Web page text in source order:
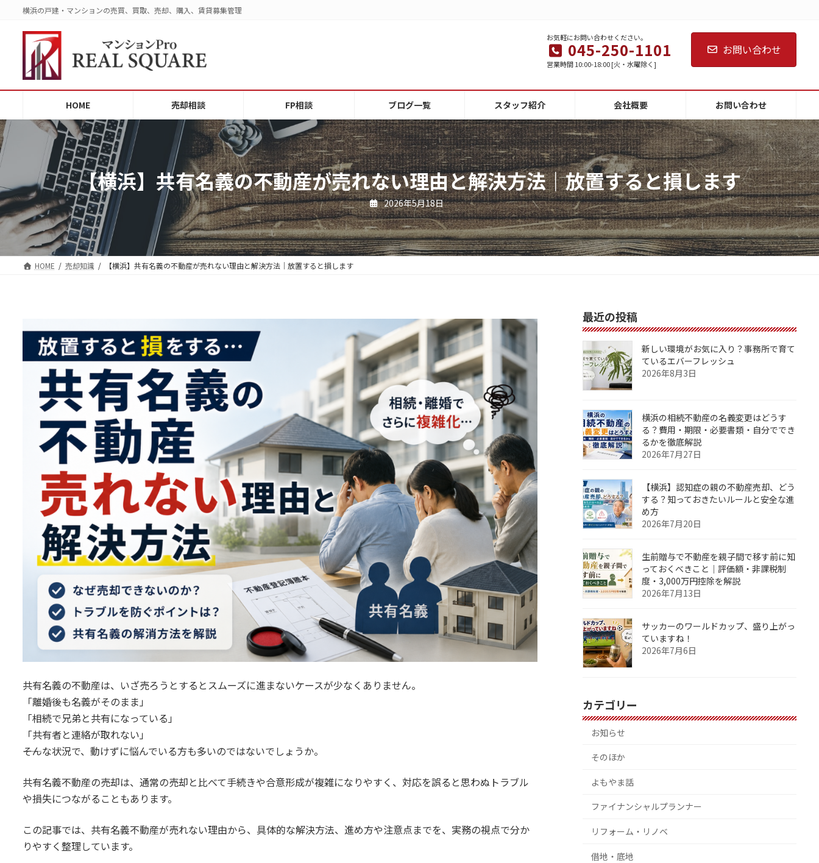
ス
ッ
プ
ン
移
動
横浜の戸建・マンションの売買、買取、売却、購入、賃貸募集管理
お気軽にお問い合わせください。
045-250-1101
営業時間 10:00-18:00 [火・水曜除く]
お問い合わせ
HOME 売却相談 FP相談 ブログ一覧 スタッフ紹介 会社概要 お問い合わせ
【横浜】共有名義の不動産が売れない理由と解決方法｜放置すると損します
2026年5月18日
HOME 売却知識 【横浜】共有名義の不動産が売れない理由と解決方法｜放置すると損します
共有名義の不動産は、いざ売ろうとするとスムーズに進まないケースが少なくありません。
「離婚後も名義がそのまま」
「相続で兄弟と共有になっている」
「共有者と連絡が取れない」
――そんな状況で、動けずに悩んでいる方も多いのではないでしょうか。
共有名義不動産の売却は、通常の売却と比べて手続きや合意形成が複雑になりやすく、対応を誤ると思わぬトラブル
や損失につながることもあります。
この記事では、共有名義不動産が売れない理由から、具体的な解決方法、進め方や注意点までを、実務の視点で分か
りやすく整理しています。
最近の投稿
新しい環境がお気に入り？事務所で育て
ているエバーフレッシュ
2026年8月3日
横浜の相続不動産の名義変更はどうす
る？費用・期限・必要書類・自分ででき
るかを徹底解説
2026年7月27日
【横浜】認知症の親の不動産売却、どう
する？知っておきたいルールと安全な進
め方
2026年7月20日
生前贈与で不動産を親子間で移す前に知
っておくべきこと｜評価額・非課税制
度・3,000万円控除を解説
2026年7月13日
サッカーのワールドカップ、盛り上がっ
ていますね！
2026年7月6日
カテゴリー
お知らせ
そのほか
よもやま話
ファイナンシャルプランナー
リフォーム・リノベ
借地・底地